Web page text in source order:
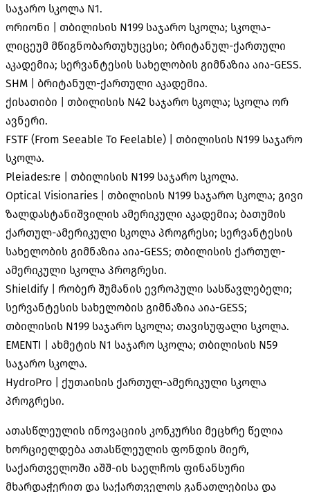
საჯარო სკოლა N1.
ორიონი | თბილისის N199 საჯარო სკოლა; სკოლა-
ლიცეუმ მწიგნობართუხუცესი; ბრიტანულ-ქართული
აკადემია; სერვანტესის სახელობის გიმნაზია აია-GESS.
SHM | ბრიტანულ-ქართული აკადემია.
ქისათიბი | თბილისის N42 საჯარო სკოლა; სკოლა ორ
ავნერი.
FSTF (From Seeable To Feelable) | თბილისის N199 საჯარო
სკოლა.
Pleiades:re | თბილისის N199 საჯარო სკოლა.
Optical Visionaries | თბილისის N199 საჯარო სკოლა; გივი
ზალდასტანიშვილის ამერიკული აკადემია; ბათუმის
ქართულ-ამერიკული სკოლა პროგრესი; სერვანტესის
სახელობის გიმნაზია აია-GESS; თბილისის ქართულ-
ამერიკული სკოლა პროგრესი.
Shieldify | რობერ შუმანის ევროპული სასწავლებელი;
სერვანტესის სახელობის გიმნაზია აია-GESS;
თბილისის N199 საჯარო სკოლა; თავისუფალი სკოლა.
EMENTI | ახმეტის N1 საჯარო სკოლა; თბილისის N59
საჯარო სკოლა.
HydroPro | ქუთაისის ქართულ-ამერიკული სკოლა
პროგრესი.
ათასწლეულის ინოვაციის კონკურსი მეცხრე წელია
ხორციელდება ათასწლეულის ფონდის მიერ,
საქართველოში აშშ-ის საელჩოს ფინანსური
მხარდაჭერით და საქართველოს განათლებისა და